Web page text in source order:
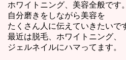
ホワイトニング、美容全般です。
自分磨きをしながら美容を
たくさん人に伝えていきたいで
最近は脱毛、ホワイトニング、
ジェルネイルにハマってます。